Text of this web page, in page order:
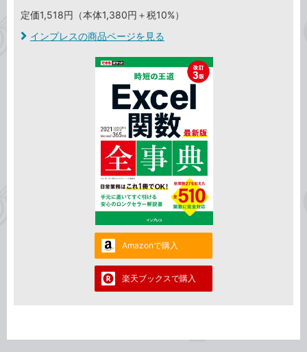
定価1,518円（本体1,380円＋税10%）
インプレスの商品ページを見る
Amazonで購入
楽天ブックスで購入